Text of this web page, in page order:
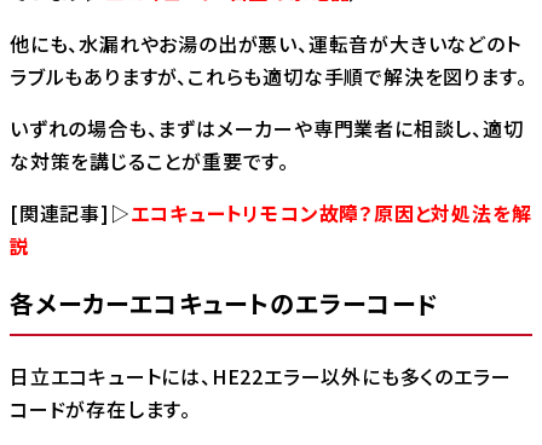
他にも、水漏れやお湯の出が悪い、運転音が大きいなどのト
ラブルもありますが、これらも適切な手順で解決を図ります。
いずれの場合も、まずはメーカーや専門業者に相談し、適切
な対策を講じることが重要です。
[関連記事]▷エコキュートリモコン故障？原因と対処法を解
説
各メーカーエコキュートのエラーコード
日立エコキュートには、HE22エラー以外にも多くのエラー
コードが存在します。